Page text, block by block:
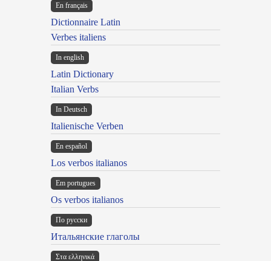
En français
Dictionnaire Latin
Verbes italiens
In english
Latin Dictionary
Italian Verbs
In Deutsch
Italienische Verben
En español
Los verbos italianos
Em portugues
Os verbos italianos
По русски
Итальянские глаголы
Στα ελληνικά